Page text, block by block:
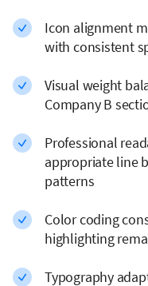
Icon alignment
with consistent
Visual weight
Company B
Professional
appropriate line
patterns
Color coding
highlighting
Typography